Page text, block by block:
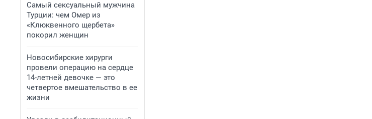
Самый сексуальный мужчина
Турции: чем Омер из
«Клюквенного щербета»
покорил женщин
Новосибирские хирурги
провели операцию на сердце
14-летней девочке — это
четвертое вмешательство в ее
жизни